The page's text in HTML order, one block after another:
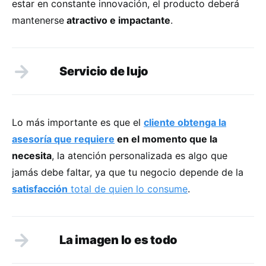
estar en constante innovación, el producto deberá
mantenerse atractivo e impactante.
Servicio de lujo
Lo más importante es que el cliente obtenga la
asesoría que requiere en el momento que la
necesita, la atención personalizada es algo que
jamás debe faltar, ya que tu negocio depende de la
satisfacción total de quien lo consume.
La imagen lo es todo